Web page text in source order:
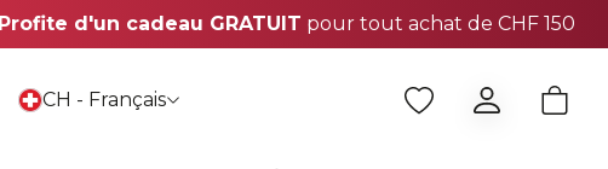
!
CH - Français